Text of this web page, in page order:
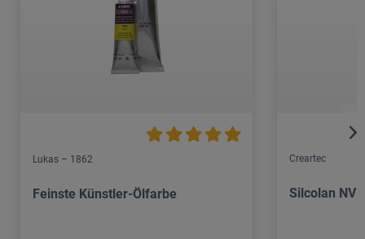
Lukas – 1862
Feinste Künstler-Ölfarbe
Creartec
Silcolan NV